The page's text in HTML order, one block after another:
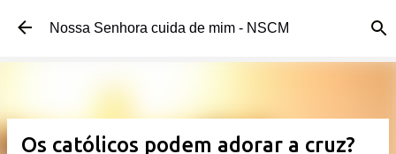
Pular para o conteúdo principal
Nossa Senhora cuida de mim - NSCM
Os católicos podem adorar a cruz?